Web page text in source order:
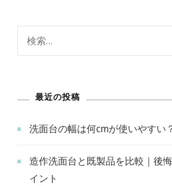
ペ
ー
ジ
り
ー
ジ
ー
ジ
ー
ジ
ジ
最近の投稿
洗面台の幅は何cmが使いやすい
造作洗面台と既製品を比較｜後
イント